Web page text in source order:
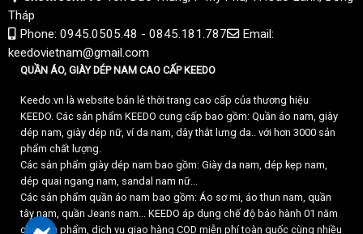
Tháp
Phone: 0945.0505.48 - 0845.181.787
Email:
keedovietnam@gmail.com
QUẦN ÁO, GIÀY DÉP NAM CAO CẤP KEEDO
Keedo.vn là website bán lẻ thời trang cao cấp của thương hiệu
KEEDO. Các sản phẩm KEEDO cung cấp bao gồm: Quần áo nam, giày
dép nam, giày dép nữ, ví da nam, dây thắt lưng da.. với hơn 3000 sản
phẩm chất lượng.
Các sản phẩm giày dép nam bao gồm: Giày da nam, dép kẹp nam,
dép quai ngang nam, sandal nam nữ...
Các sản phẩm quần áo nam bao gồm: Áo sơ mi, áo thun nam, quần
tây nam, quần Jeans nam... KEEDO áp dụng chế độ bảo hành 01 năm
cho sản phẩm, dịch vụ giao hàng COD miễn phí toàn quốc cùng nhiều